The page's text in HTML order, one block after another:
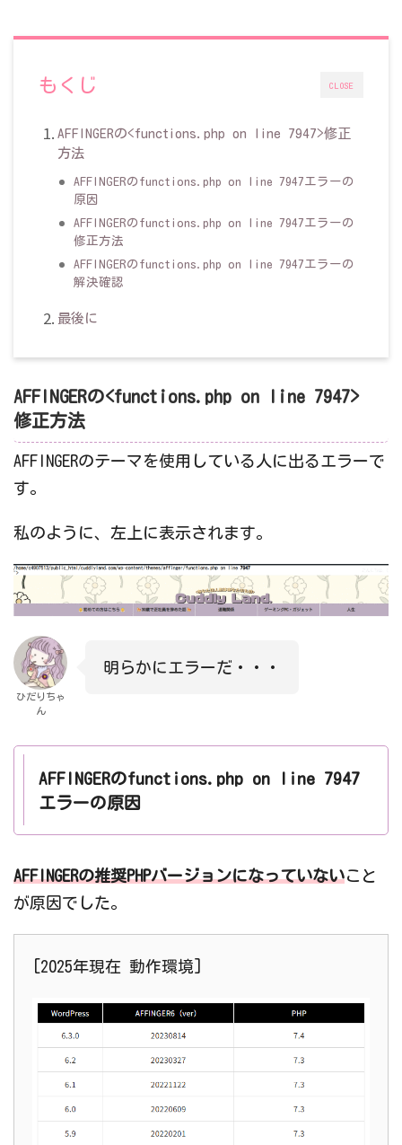
CLOSE
もくじ
AFFINGERの<functions.php on line 7947>修正
方法
AFFINGERのfunctions.php on line 7947エラーの
原因
AFFINGERのfunctions.php on line 7947エラーの
修正方法
AFFINGERのfunctions.php on line 7947エラーの
解決確認
最後に
AFFINGERの<functions.php on line 7947>
修正方法
AFFINGERのテーマを使用している人に出るエラーで
す。
私のように、左上に表示されます。
ひだりちゃ
ん
明らかにエラーだ・・・
AFFINGERのfunctions.php on line 7947
エラーの原因
AFFINGERの推奨PHPバージョンになっていないこと
が原因でした。
[2025年現在 動作環境]